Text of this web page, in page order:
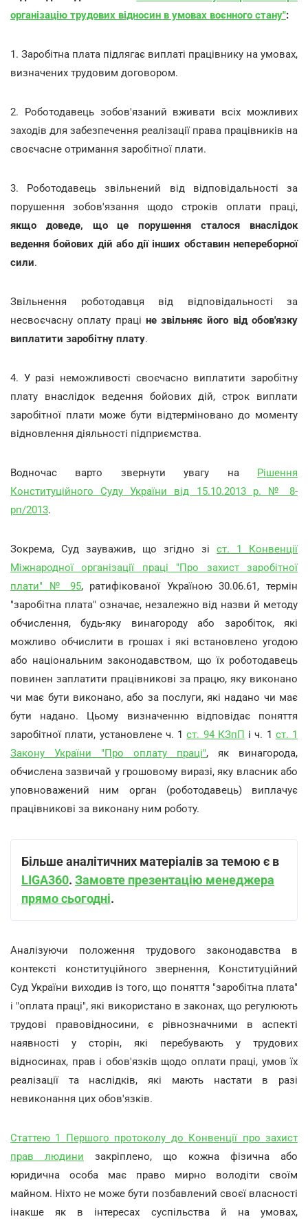
організацію трудових відносин в умовах воєнного стану":
1. Заробітна плата підлягає виплаті працівнику на умовах,
визначених трудовим договором.
2. Роботодавець зобов'язаний вживати всіх можливих
заходів для забезпечення реалізації права працівників на
своєчасне отримання заробітної плати.
3. Роботодавець звільнений від відповідальності за
порушення зобов'язання щодо строків оплати праці,
якщо доведе, що це порушення сталося внаслідок
ведення бойових дій або дії інших обставин непереборної
сили.
Звільнення роботодавця від відповідальності за
несвоєчасну оплату праці не звільняє його від обов'язку
виплатити заробітну плату.
4. У разі неможливості своєчасно виплатити заробітну
плату внаслідок ведення бойових дій, строк виплати
заробітної плати може бути відтерміновано до моменту
відновлення діяльності підприємства.
Водночас варто звернути увагу на Рішення
Конституційного Суду України від 15.10.2013 р. № 8-
рп/2013.
Зокрема, Суд зауважив, що згідно зі ст. 1 Конвенції
Міжнародної організації праці "Про захист заробітної
плати" № 95, ратифікованої Україною 30.06.61, термін
"заробітна плата" означає, незалежно від назви й методу
обчислення, будь-яку винагороду або заробіток, які
можливо обчислити в грошах і які встановлено угодою
або національним законодавством, що їх роботодавець
повинен заплатити працівникові за працю, яку виконано
чи має бути виконано, або за послуги, які надано чи має
бути надано. Цьому визначенню відповідає поняття
заробітної плати, установлене ч. 1ст. 94 КЗпП і ч. 1 ст. 1
Закону України "Про оплату праці", як винагорода,
обчислена зазвичай у грошовому виразі, яку власник або
уповноважений ним орган (роботодавець) виплачує
працівникові за виконану ним роботу.
Більше аналітичних матеріалів за темою є в
LIGA360. Замовте презентацію менеджера
прямо сьогодні.
Аналізуючи положення трудового законодавства в
контексті конституційного звернення, Конституційний
Суд України виходив із того, що поняття "заробітна плата"
і "оплата праці", які використано в законах, що регулюють
трудові правовідносини, є рівнозначними в аспекті
наявності у сторін, які перебувають у трудових
відносинах, прав і обов'язків щодо оплати праці, умов їх
реалізації та наслідків, які мають настати в разі
невиконання цих обов'язків.
Статтею 1 Першого протоколу до Конвенції про захист
прав людини закріплено, що кожна фізична або
юридична особа має право мирно володіти своїм
майном. Ніхто не може бути позбавлений своєї власності
інакше як в інтересах суспільства й на умовах,